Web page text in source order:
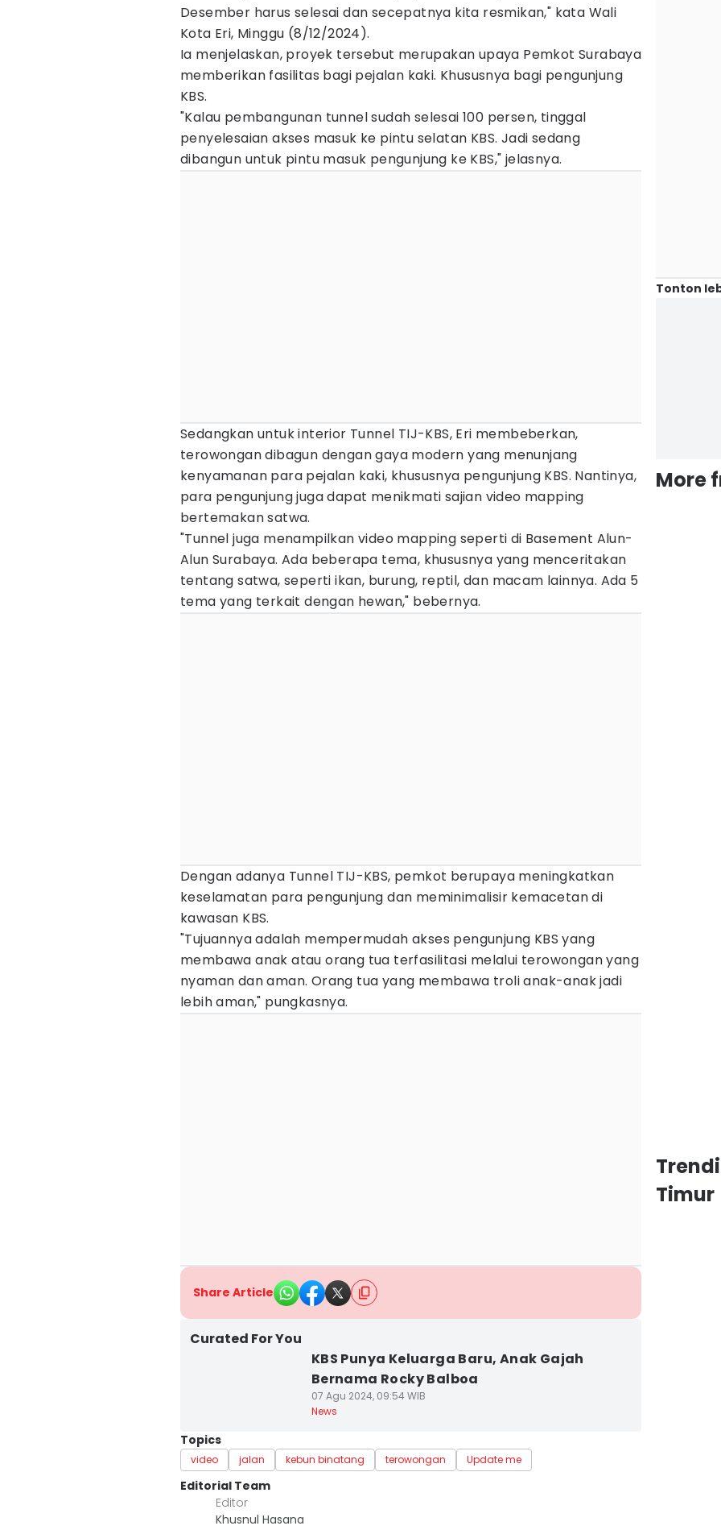
Desember harus selesai dan secepatnya kita resmikan," kata Wali
Kota Eri, Minggu (8/12/2024).
Ia menjelaskan, proyek tersebut merupakan upaya Pemkot Surabaya
memberikan fasilitas bagi pejalan kaki. Khususnya bagi pengunjung
KBS.
"Kalau pembangunan tunnel sudah selesai 100 persen, tinggal
penyelesaian akses masuk ke pintu selatan KBS. Jadi sedang
dibangun untuk pintu masuk pengunjung ke KBS," jelasnya.
Sedangkan untuk interior Tunnel TIJ-KBS, Eri membeberkan,
terowongan dibagun dengan gaya modern yang menunjang
kenyamanan para pejalan kaki, khususnya pengunjung KBS. Nantinya,
para pengunjung juga dapat menikmati sajian video mapping
bertemakan satwa.
"Tunnel juga menampilkan video mapping seperti di Basement Alun-
Alun Surabaya. Ada beberapa tema, khususnya yang menceritakan
tentang satwa, seperti ikan, burung, reptil, dan macam lainnya. Ada 5
tema yang terkait dengan hewan," bebernya.
Dengan adanya Tunnel TIJ-KBS, pemkot berupaya meningkatkan
keselamatan para pengunjung dan meminimalisir kemacetan di
kawasan KBS.
"Tujuannya adalah mempermudah akses pengunjung KBS yang
membawa anak atau orang tua terfasilitasi melalui terowongan yang
nyaman dan aman. Orang tua yang membawa troli anak-anak jadi
lebih aman," pungkasnya.
Share Article
Curated For You
KBS Punya Keluarga Baru, Anak Gajah
Bernama Rocky Balboa
07 Agu 2024, 09:54 WIB
News
Topics
video jalan kebun binatang terowongan Update me
Editorial Team
Editor
Khusnul Hasana
Tonton
More
Timur